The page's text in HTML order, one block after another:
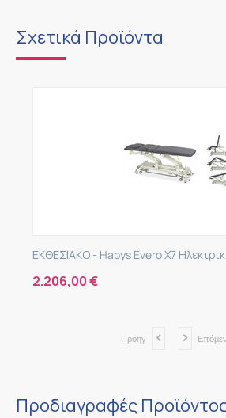
Σχετικά Προϊόντα
ΕΚΘΕΣΙΑΚΟ - Habys Evero X7
2.206,00€
Προηγ
Προδιαγραφές